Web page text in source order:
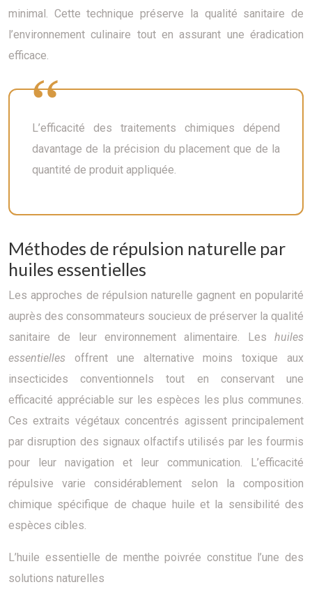
minimal. Cette technique préserve la qualité sanitaire de
l’environnement culinaire tout en assurant une éradication
efficace.
L’efficacité des traitements chimiques dépend
davantage de la précision du placement que de la
quantité de produit appliquée.
Méthodes de répulsion naturelle par
huiles essentielles
Les approches de répulsion naturelle gagnent en popularité
auprès des consommateurs soucieux de préserver la qualité
sanitaire de leur environnement alimentaire. Les huiles
essentielles offrent une alternative moins toxique aux
insecticides conventionnels tout en conservant une
efficacité appréciable sur les espèces les plus communes.
Ces extraits végétaux concentrés agissent principalement
par disruption des signaux olfactifs utilisés par les fourmis
pour leur navigation et leur communication. L’efficacité
répulsive varie considérablement selon la composition
chimique spécifique de chaque huile et la sensibilité des
espèces cibles.
L’huile essentielle de menthe poivrée constitue l’une des
solutions naturelles